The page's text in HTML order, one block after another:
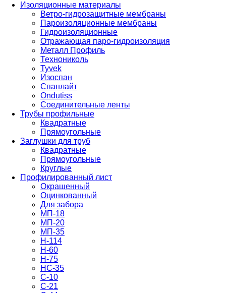
Изоляционные материалы
Ветро-гидрозащитные мембраны
Пароизоляционные мембраны
Гидроизоляционные
Отражающая паро-гидроизоляция
Металл Профиль
Технониколь
Tyvek
Изоспан
Спанлайт
Ondutiss
Соединительные ленты
Трубы профильные
Квадратные
Прямоугольные
Заглушки для труб
Квадратные
Прямоугольные
Круглые
Профилированный лист
Окрашенный
Оцинкованный
Для забора
МП-18
МП-20
МП-35
Н-114
Н-60
Н-75
НС-35
С-10
С-21